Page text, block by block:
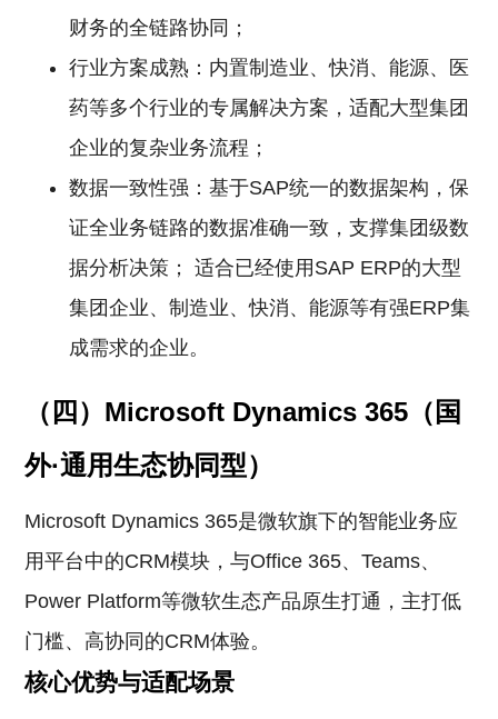
财务的全链路协同；
行业方案成熟：内置制造业、快消、能源、医
药等多个行业的专属解决方案，适配大型集团
企业的复杂业务流程；
数据一致性强：基于SAP统一的数据架构，保
证全业务链路的数据准确一致，支撑集团级数
据分析决策； 适合已经使用SAP ERP的大型
集团企业、制造业、快消、能源等有强ERP集
成需求的企业。
（四）Microsoft Dynamics 365（国
外·通用生态协同型）
Microsoft Dynamics 365是微软旗下的智能业务应
用平台中的CRM模块，与Office 365、Teams、
Power Platform等微软生态产品原生打通，主打低
门槛、高协同的CRM体验。
核心优势与适配场景